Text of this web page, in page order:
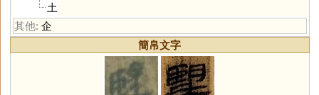
土
其他: 企
簡帛文字